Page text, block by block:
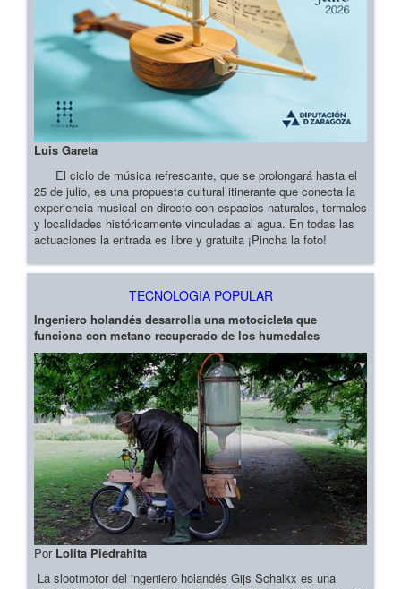
Luis Gareta
El ciclo de música refrescante, que se prolongará hasta el
25 de julio, es una propuesta cultural itinerante que conecta la
experiencia musical en directo con espacios naturales, termales
y localidades históricamente vinculadas al agua. En todas las
actuaciones la entrada es libre y gratuita ¡Pincha la foto!
TECNOLOGIA POPULAR
Ingeniero holandés desarrolla una motocicleta que
funciona con metano recuperado de los humedales
Por Lolita Piedrahita
La slootmotor del ingeniero holandés Gijs Schalkx es una